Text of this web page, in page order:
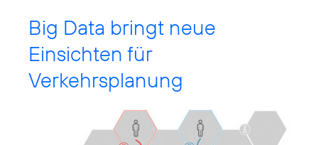
Big Data bringt neue
Einsichten für
Verkehrsplanung